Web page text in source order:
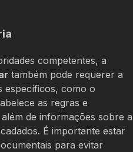
competentes, a
também pode requerer a
específicos, como o
as regras e
de informações sobre a
É importante estar
para evitar